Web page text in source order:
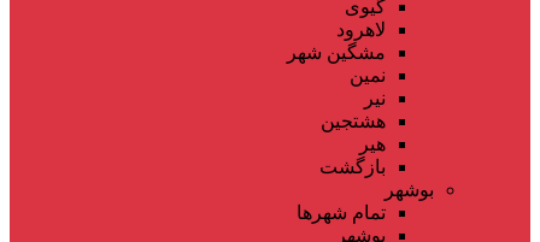
گیوی
لاهرود
مشگین شهر
نمین
نیر
هشتجین
هیر
بازگشت
بوشهر
تمام شهر‌ها
بوشهر